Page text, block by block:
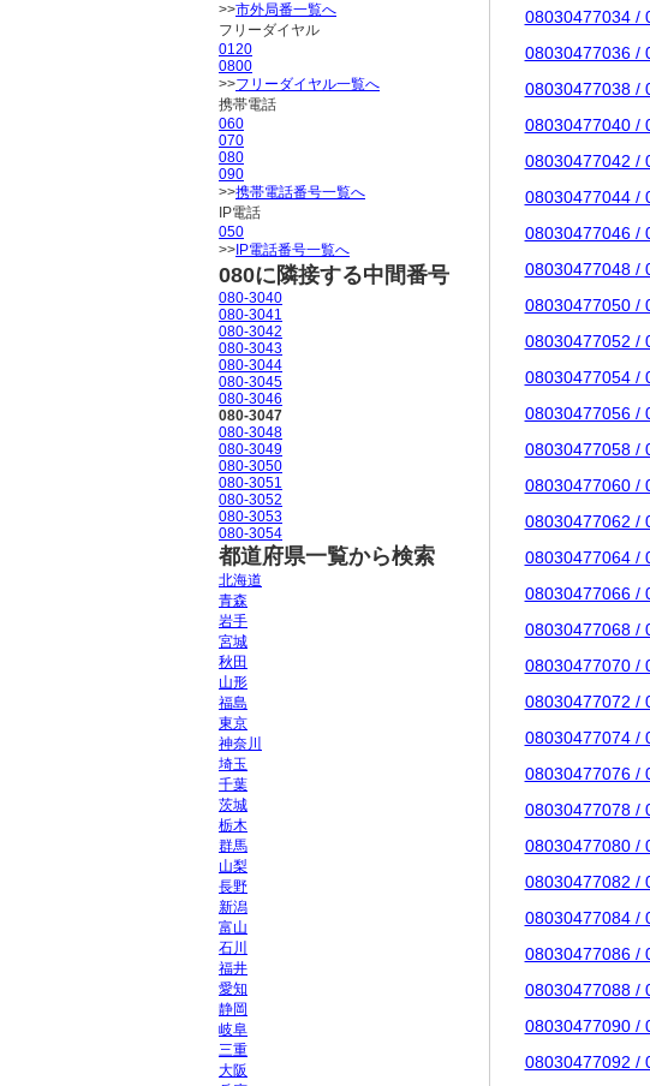
08030477034 /
08030477036 /
08030477038 /
08030477040 /
08030477042 /
08030477044 /
08030477046 /
08030477048 /
08030477050 /
08030477052 /
08030477054 /
08030477056 /
08030477058 /
08030477060 /
08030477062 /
08030477064 /
08030477066 /
08030477068 /
08030477070 /
08030477072 /
08030477074 /
08030477076 /
08030477078 /
08030477080 /
08030477082 /
08030477084 /
08030477086 /
08030477088 /
08030477090 /
08030477092 /
>>市外局番一覧へ
フリーダイヤル
0120
0800
>>フリーダイヤル一覧へ
携帯電話
060
070
080
090
>>携帯電話番号一覧へ
IP電話
050
>> IP電話番号一覧へ
080に隣接する中間番号
080-3040
080-3041
080-3042
080-3043
080-3044
080-3045
080-3046
080-3047
080-3048
080-3049
080-3050
080-3051
080-3052
080-3053
080-3054
都道府県一覧から検索
北海道
青森
岩手
宮城
秋田
山形
福島
東京
神奈川
埼玉
千葉
茨城
栃木
群馬
山梨
長野
新潟
富山
石川
福井
愛知
静岡
岐阜
三重
大阪